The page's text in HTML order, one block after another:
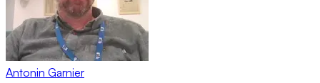
Antonin Garnier